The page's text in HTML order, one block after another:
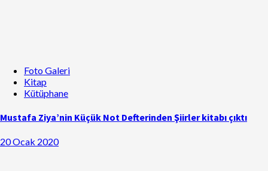
Foto Galeri
Kitap
Kütüphane
Mustafa Ziya’nin Küçük Not Defterinden Şiirler kitabı çıktı
20 Ocak 2020